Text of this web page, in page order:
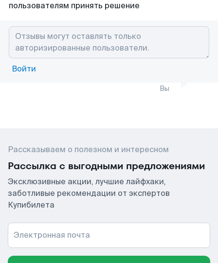
пользователям принять решение
Войти
Вы
Рассказываем о полезном и интересном
Рассылка с выгодными предложениями
Эксклюзивные акции, лучшие лайфхаки,
заботливые рекомендации от экспертов
Купибилета
Электронная почта